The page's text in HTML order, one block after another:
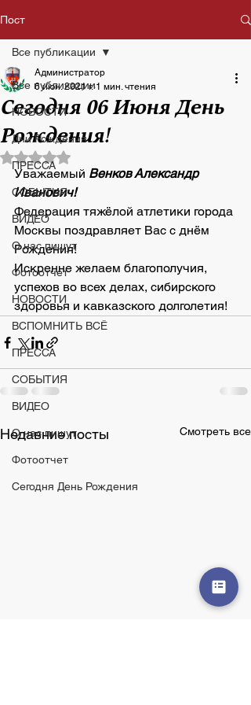
Пост
Все публикации
НОВОСТИ
Дни Рождения
ПРЕССА
СОБЫТИЯ
ВИДЕО
О нас пишут
Фотоотчет
НОВОСТИ
ВСПОМНИТЬ ВСЁ
ПРЕССА
СОБЫТИЯ
ВИДЕО
О нас пишут
Фотоотчет
Сегодня День Рождения
Все публикации
Сегодня 06 Июня День
Рождения!
Администратор
6 июн. 2021 г. 1 мин. чтения
Оценка: не число из 5 звезд.
Уважаемый Венков Александр
Иванович!
Федерация тяжёлой атлетики города
Москвы поздравляет Вас с днём
Рождения!
Искренне желаем благополучия,
успехов во всех делах, сибирского
здоровья и кавказского долголетия!
Недавние посты Смотреть все